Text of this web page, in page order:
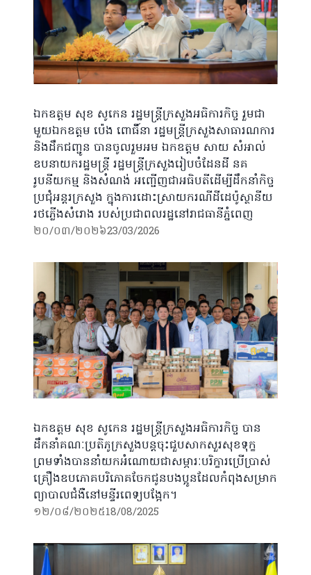
ឯកឧត្តម សុខ សូកេន រដ្ឋមន្ត្រីក្រសួងអធិការកិច្ច រួមជា
មួយឯកឧត្តម ប៉េង ពោធិ៍នា រដ្ឋមន្រ្តីក្រសួងសាធារណការ
និងដឹកជញ្ជូន បានចូលរួមអម ឯកឧត្តម សាយ សំអាល់
ឧបនាយករដ្ឋមន្រ្តី រដ្ឋមន្ត្រីក្រសួងរៀបចំដែនដី នគ
រូបនីយកម្ម និងសំណង់ អញ្ជើញជាអធិបតីដើម្បីដឹកនាំកិច្ច
ប្រជុំអន្តរក្រសួង ក្នុងការដោះស្រាយករណីដីដេប៉ូស្ថានីយ
រថភ្លើងសំរោង របស់ប្រជាពលរដ្ឋនៅរាជធានីភ្នំពេញ
២០/០៣/២០២៦23/03/2026
ឯកឧត្តម សុខ សូកេន រដ្ឋមន្រ្តីក្រសួងអធិការកិច្ច បាន
ដឹកនាំគណៈប្រតិភូក្រសួងបន្តចុះជួបសាកសួរសុខទុក្ខ
ព្រមទាំងបាននាំយកអំណោយជាសម្ភារៈបរិក្ខារប្រើប្រាស់
គ្រឿងឧបភោគបរិភោគចែកជូនបងប្អូនដែលកំពុងសម្រាក
ព្យាបាលជំងឺនៅមន្ទីរពេទ្យបង្អែក។
១២/០៨/២០២៥18/08/2025